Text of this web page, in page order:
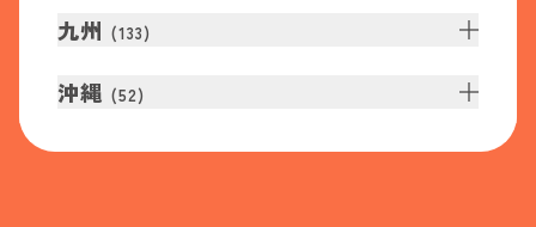
九州 (133)
沖縄 (52)